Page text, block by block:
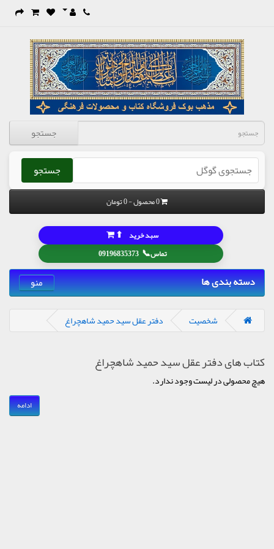
جستجو
جستجو
0 محصول - 0 تومان
تماس📞
09196835373
سبد خرید ⬆
دسته بندی ها منو
شخصیت دفتر عقل سید حمید شاهچراغ
کتاب های دفتر عقل سید حمید شاهچراغ
هیچ محصولی در لیست وجود ندارد.
ادامه